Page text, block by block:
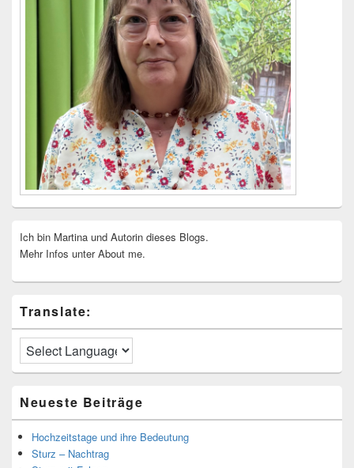
Ich bin Martina und Autorin dieses Blogs.
Mehr Infos unter About me.
Translate:
Neueste Beiträge
Hochzeitstage und ihre Bedeutung
Sturz – Nachtrag